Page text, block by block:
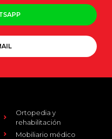
Ortopedia y
rehabilitación
Mobiliario médico